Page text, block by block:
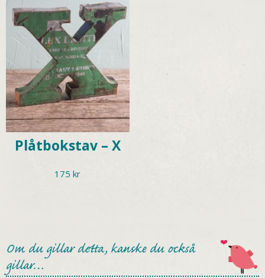
Plåtbokstav – X
175kr
Om du gillar detta, kanske du också
gillar…